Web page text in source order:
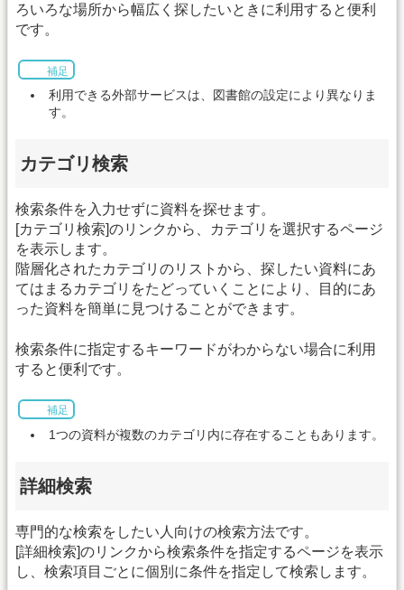
ろいろな場所から幅広く探したいときに利用すると便利
です。
補足
利用できる外部サービスは、図書館の設定により異なりま
す。
カテゴリ検索
検索条件を入力せずに資料を探せます。
[カテゴリ検索]のリンクから、カテゴリを選択するページ
を表示します。
階層化されたカテゴリのリストから、探したい資料にあ
てはまるカテゴリをたどっていくことにより、目的にあ
った資料を簡単に見つけることができます。
検索条件に指定するキーワードがわからない場合に利用
すると便利です。
補足
1つの資料が複数のカテゴリ内に存在することもあります。
詳細検索
専門的な検索をしたい人向けの検索方法です。
[詳細検索]のリンクから検索条件を指定するページを表示
し、検索項目ごとに個別に条件を指定して検索します。